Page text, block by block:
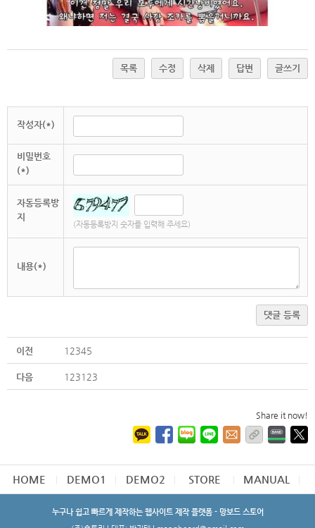
목록 수정 삭제 답변 글쓰기
작성자(*)
비밀번호
(*)
자동등록방
지
(자동등록방지 숫자를 입력해 주세요)
내용(*)
댓글 등록
이전 12345
다음 123123
Share it now!
HOME DEMO1 DEMO2 STORE MANUAL
누구나 쉽고 빠르게 제작하는 웹사이트 제작 플랫폼 - 망보드 스토어